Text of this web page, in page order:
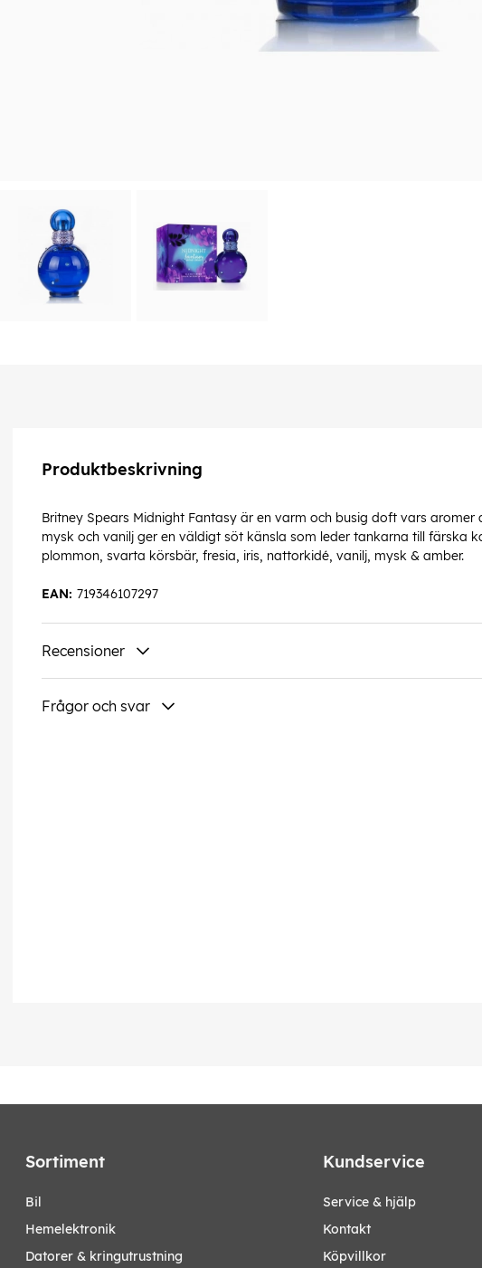
Produktbeskrivning
Britney Spears Midnight Fantasy är en varm och busig doft vars aromer
mysk och vanilj ger en väldigt söt känsla som leder tankarna till färska
plommon, svarta körsbär, fresia, iris, nattorkidé, vanilj, mysk & amber.
719346107297
EAN:
Recensioner
Frågor och svar
Sortiment
bil
hemelektronik
datorer & kringutrustning
Kundservice
Service & hjälp
Kontakt
Köpvillkor